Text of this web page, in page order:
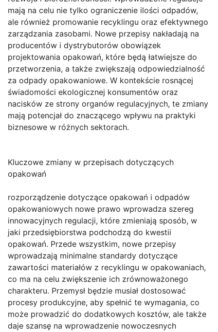
mają na celu nie tylko ograniczenie ilości odpadów,
ale również promowanie recyklingu oraz efektywnego
zarządzania zasobami. Nowe przepisy nakładają na
producentów i dystrybutorów obowiązek
projektowania opakowań, które będą łatwiejsze do
przetworzenia, a także zwiększają odpowiedzialność
za odpady opakowaniowe. W kontekście rosnącej
świadomości ekologicznej konsumentów oraz
nacisków ze strony organów regulacyjnych, te zmiany
mają potencjał do znaczącego wpływu na praktyki
biznesowe w różnych sektorach.
Kluczowe zmiany w przepisach dotyczących
opakowań
rozporządzenie dotyczące opakowań i odpadów
opakowaniowych nowe prawo wprowadza szereg
innowacyjnych regulacji, które zmieniają sposób, w
jaki przedsiębiorstwa podchodzą do kwestii
opakowań. Przede wszystkim, nowe przepisy
wprowadzają minimalne standardy dotyczące
zawartości materiałów z recyklingu w opakowaniach,
co ma na celu zwiększenie ich zrównoważonego
charakteru. Przemysł będzie musiał dostosować
procesy produkcyjne, aby spełnić te wymagania, co
może prowadzić do dodatkowych kosztów, ale także
daje szansę na wprowadzenie nowoczesnych